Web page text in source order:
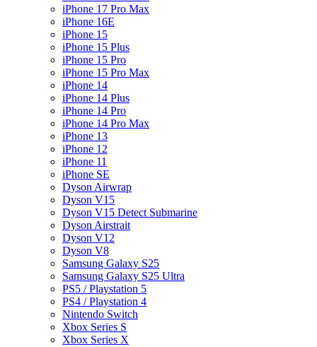
iPhone 17 Pro Max
iPhone 16E
iPhone 15
iPhone 15 Plus
iPhone 15 Pro
iPhone 15 Pro Max
iPhone 14
iPhone 14 Plus
iPhone 14 Pro
iPhone 14 Pro Max
iPhone 13
iPhone 12
iPhone 11
iPhone SE
Dyson Airwrap
Dyson V15
Dyson V15 Detect Submarine
Dyson Airstrait
Dyson V12
Dyson V8
Samsung Galaxy S25
Samsung Galaxy S25 Ultra
PS5 / Playstation 5
PS4 / Playstation 4
Nintendo Switch
Xbox Series S
Xbox Series X